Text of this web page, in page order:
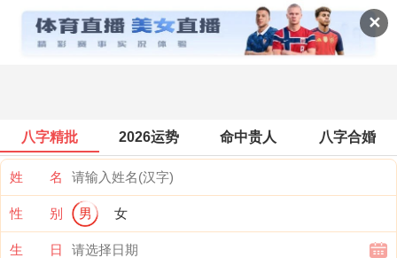
✕
全国天气
八字精批 2026运势 命中贵人 八字合婚
姓 名
性 别 男 女
生 日